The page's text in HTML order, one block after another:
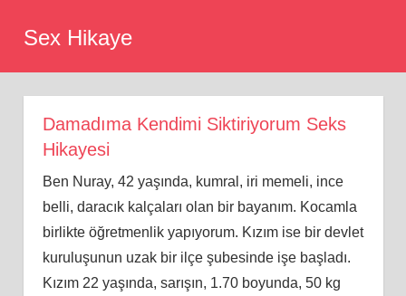
Sex Hikaye
Damadıma Kendimi Siktiriyorum Seks
Hikayesi
Ben Nuray, 42 yaşında, kumral, iri memeli, ince
belli, daracık kalçaları olan bir bayanım. Kocamla
birlikte öğretmenlik yapıyorum. Kızım ise bir devlet
kuruluşunun uzak bir ilçe şubesinde işe başladı.
Kızım 22 yaşında, sarışın, 1.70 boyunda, 50 kg